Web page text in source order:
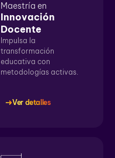
Maestría en
Innovación
Docente
Impulsa la
transformación
educativa con
metodologías activas.
Ver detalles